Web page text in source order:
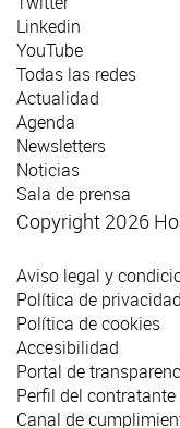
Linkedin
YouTube
Todas las redes
Actualidad
Agenda
Newsletters
Noticias
Sala de prensa
Copyright 2026
Aviso legal y
Política de privacidad
Política de cookies
Accesibilidad
Portal de
Perfil del contratante
Canal de